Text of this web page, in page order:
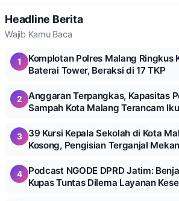
Headline Berita
Wajib Kamu Baca
1
Komplotan Polres Malang Ringkus
Baterai Tower, Beraksi di 17 TKP
2
Anggaran Terpangkas, Kapasitas
Sampah Kota Malang Terancam
3
39 Kursi Kepala Sekolah di Kota
Kosong, Pengisian Terganjal
4
Podcast NGODE DPRD Jatim:
Kupas Tuntas Dilema Layanan